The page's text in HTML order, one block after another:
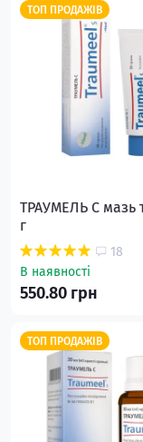
ТОП ПРОДАЖІВ
ТРАУМЕЛЬ С мазь
г
18
В наявності
550.80 грн
ТОП ПРОДАЖІВ